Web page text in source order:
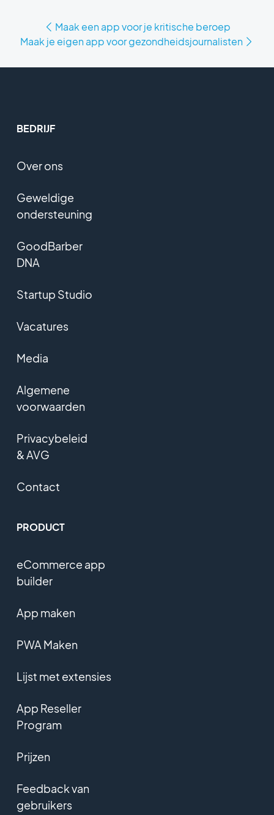
Maak een app voor je kritische beroep
Maak je eigen app voor gezondheidsjournalisten
BEDRIJF
Over ons
Geweldige
ondersteuning
GoodBarber
DNA
Startup Studio
Vacatures
Media
Algemene
voorwaarden
Privacybeleid
& AVG
Contact
PRODUCT
eCommerce app
builder
App maken
PWA Maken
Lijst met extensies
App Reseller
Program
Prijzen
Feedback van
gebruikers